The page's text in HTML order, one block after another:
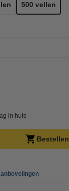
500 vellen
in huis
Bestellen